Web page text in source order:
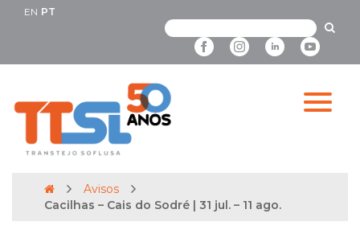
EN PT
Avisos
Cacilhas – Cais do Sodré | 31 jul. – 11 ago.